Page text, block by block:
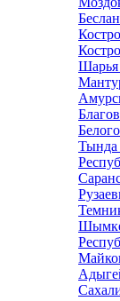
Беслан
Шарья
Тында